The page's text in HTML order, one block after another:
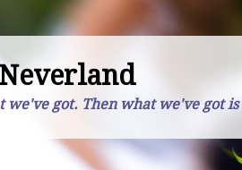
we've got. Then what we've got is